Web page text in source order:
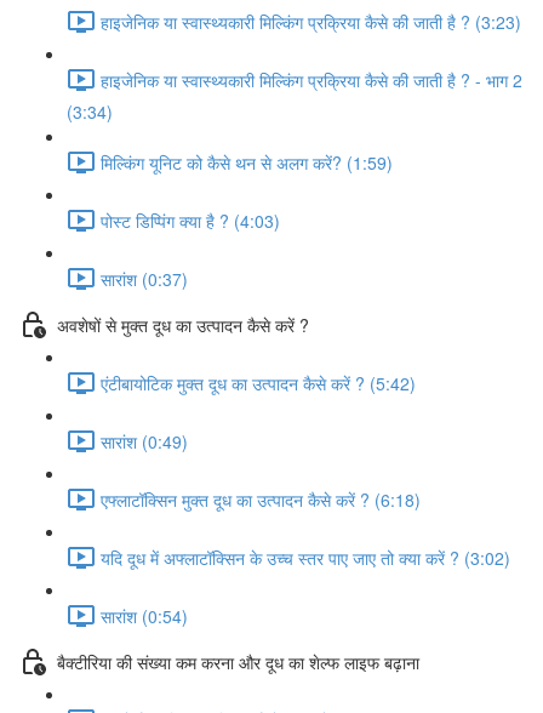
हाइजेनिक या स्वास्थ्यकारी मिल्किंग प्रक्रिया कैसे की जाती है ? (3:23)
हाइजेनिक या स्वास्थ्यकारी मिल्किंग प्रक्रिया कैसे की जाती है ? - भाग 2
(3:34)
मिल्किंग यूनिट को कैसे थन से अलग करें? (1:59)
पोस्ट डिप्पिंग क्या है ? (4:03)
सारांश (0:37)
अवशेषों से मुक्त दूध का उत्पादन कैसे करें ?
एंटीबायोटिक मुक्त दूध का उत्पादन कैसे करें ? (5:42)
सारांश (0:49)
एफ्लाटॉक्सिन मुक्त दूध का उत्पादन कैसे करें ? (6:18)
यदि दूध में अफ्लाटॉक्सिन के उच्च स्तर पाए जाए तो क्या करें ? (3:02)
सारांश (0:54)
बैक्टीरिया की संख्या कम करना और दूध का शेल्फ लाइफ बढ़ाना